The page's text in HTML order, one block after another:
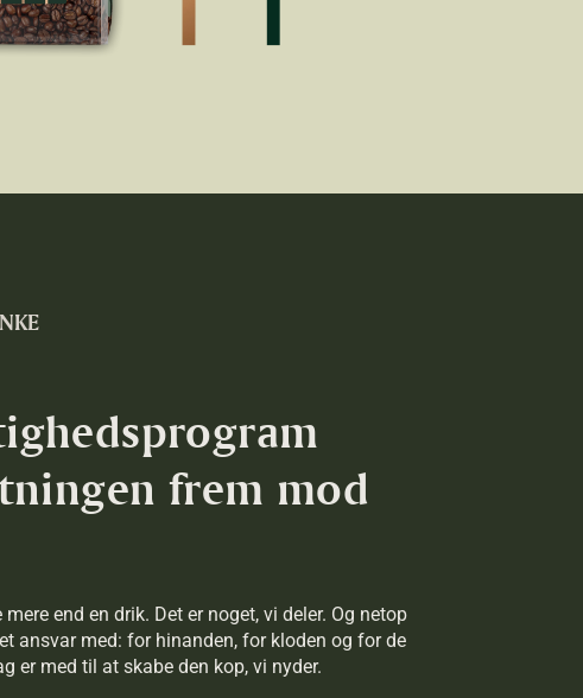
frem mod
end en drik. Det er noget, vi deler. Og netop
ansvar med: for hinanden, for kloden og for de
er med til at skabe den kop, vi nyder.